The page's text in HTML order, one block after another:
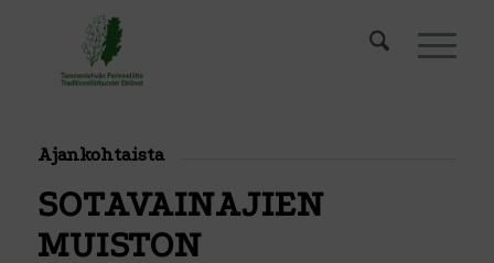
Ajankohtaista
SOTAVAINAJIEN
MUISTON